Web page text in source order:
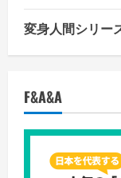
変身人間シリー
F&A&A